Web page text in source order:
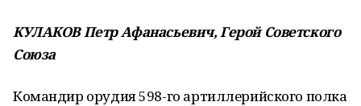
КУЛАКОВ Петр Афанасьевич, Герой Советского
Союза
Командир орудия 598-го артиллерийского полка